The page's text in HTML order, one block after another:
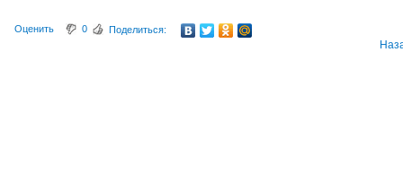
Оценить 0 Поделиться: